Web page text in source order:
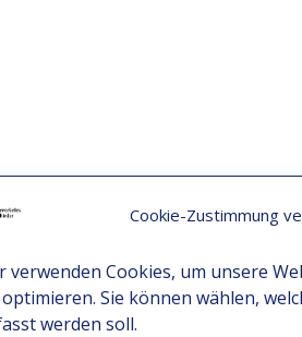
Cookie-Zustimmung
verwenden Cookies, um unsere
Sie können wählen,
werden soll.